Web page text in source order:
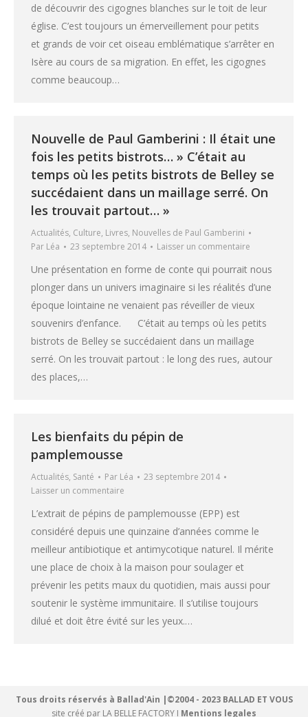
de découvrir des cigognes blanches sur le toit de leur
église. C’est toujours un émerveillement pour petits
et grands de voir cet oiseau emblématique s’arrêter en
Isère au cours de sa migration. En effet, les cigognes
comme beaucoup…
Nouvelle de Paul Gamberini : Il était une
fois les petits bistrots… » C’était au
temps où les petits bistrots de Belley se
succédaient dans un maillage serré. On
les trouvait partout… »
Actualités, Culture, Livres, Nouvelles de Paul Gamberini
Par Léa 23 septembre 2014 Laisser un commentaire
Une présentation en forme de conte qui pourrait nous
plonger dans un univers imaginaire si les réalités d’une
époque lointaine ne venaient pas réveiller de vieux
souvenirs d’enfance. C’était au temps où les petits
bistrots de Belley se succédaient dans un maillage
serré. On les trouvait partout : le long des rues, autour
des places,…
Les bienfaits du pépin de
pamplemousse
Actualités, Santé Par Léa
23 septembre 2014
Laisser un commentaire
L’extrait de pépins de pamplemousse (EPP) est
considéré depuis une quinzaine d’années comme le
meilleur antibiotique et antimycotique naturel. Il mérite
une place de choix à la maison pour soulager et
prévenir les petits maux du quotidien, mais aussi pour
soutenir le système immunitaire. Il s’utilise toujours
dilué et doit être évité sur les yeux.…
Tous droits réservés à Ballad'Ain |©2004 - 2023 BALLAD ET VOUS
site créé par LA BELLE FACTORY I Mentions legales